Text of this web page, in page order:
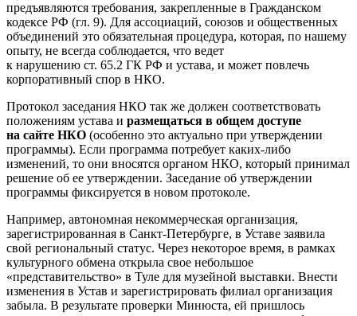
предъявляются требования, закрепленные в Гражданском
кодексе РФ (гл. 9). Для ассоциаций, союзов и общественных
объединений это обязательная процедура, которая, по нашему
опыту, не всегда соблюдается, что ведет
к нарушению ст. 65.2 ГК РФ и устава, и может повлечь
корпоративный спор в НКО.
Протокол заседания НКО так же должен соответствовать
положениям устава и размещаться в общем доступе
на сайте НКО (особенно это актуально при утверждении
программы). Если программа потребует каких-либо
изменений, то они вносятся органом НКО, который принимал
решение об ее утверждении. Заседание об утверждении
программы фиксируется в новом протоколе.
Например, автономная некоммерческая организация,
зарегистрированная в Санкт-Петербурге, в Уставе заявила
свой региональный статус. Через некоторое время, в рамках
культурного обмена открыла свое небольшое
«представительство» в Туле для музейной выставки. Внести
изменения в Устав и зарегистрировать филиал организация
забыла. В результате проверки Минюста, ей пришлось